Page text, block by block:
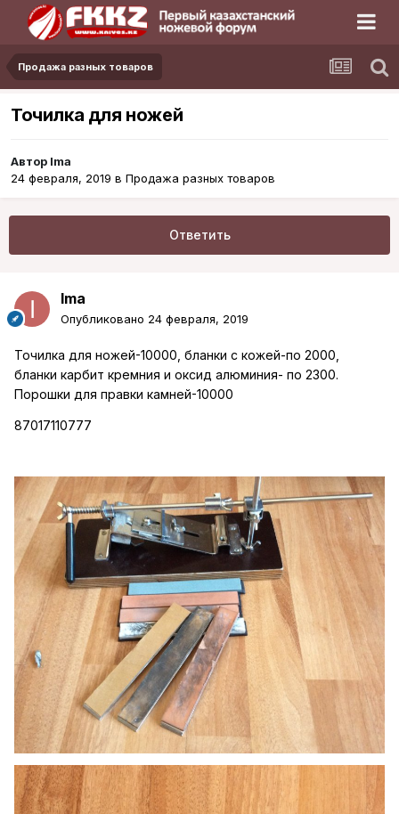
Продажа разных товаров
Точилка для ножей
Автор Ima
24 февраля, 2019 в Продажа разных товаров
Ответить
Ima
Опубликовано 24 февраля, 2019
Точилка для ножей-10000, бланки с кожей-по 2000,
бланки карбит кремния и оксид алюминия- по 2300.
Порошки для правки камней-10000
87017110777